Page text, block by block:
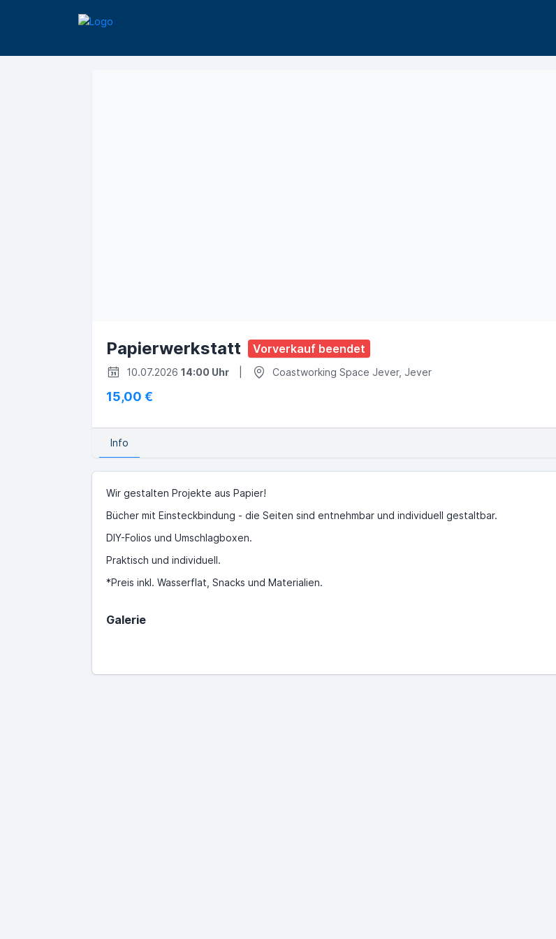
Papierwerkstatt Vorverkauf beendet
10.07.2026 14:00 Uhr Coastworking Space Jever, Jever
15,00 €
Info
Wir gestalten Projekte aus Papier!
Bücher mit Einsteckbindung - die Seiten sind entnehmbar und individuell gestaltbar.
DIY-Folios und Umschlagboxen.
Praktisch und individuell.
*Preis inkl. Wasserflat, Snacks und Materialien.
Galerie